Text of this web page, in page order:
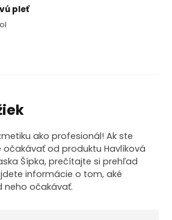
pleť
ako profesionál! Ak ste
očakávať od produktu Havlíková
Šípka, prečítajte si prehľad
informácie o tom, aké
neho očakávať.